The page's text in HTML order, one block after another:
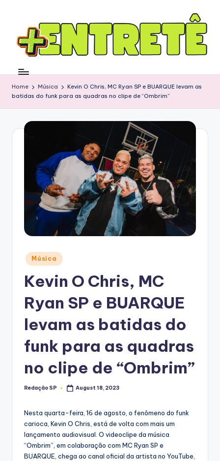
Home Música
Kevin O Chris, MC Ryan SP e BUARQUE levam as
batidas do funk para as quadras no clipe de “Ombrim”
Posted
in
Música
Kevin O Chris, MC
Ryan SP e BUARQUE
levam as batidas do
funk para as quadras
no clipe de “Ombrim”
Posted
Redação SP August 18, 2023
Nesta quarta-feira, 16 de agosto, o fenômeno do funk
carioca, Kevin O Chris, está de volta com mais um
lançamento audiovisual. O videoclipe da música
“Ombrim”, em colaboração com MC Ryan SP e
BUARQUE, chega ao canal oficial da artista no YouTube,